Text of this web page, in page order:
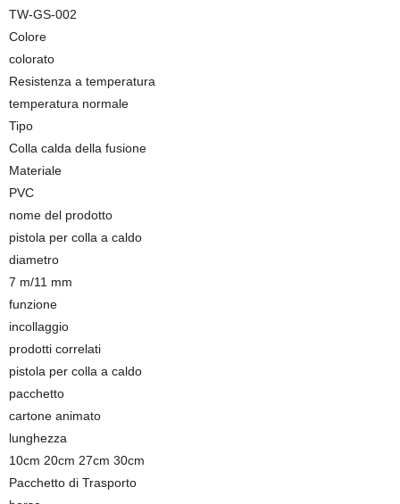
TW-GS-002
Colore
colorato
Resistenza a temperatura
temperatura normale
Tipo
Colla calda della fusione
Materiale
PVC
nome del prodotto
pistola per colla a caldo
diametro
7 m/11 mm
funzione
incollaggio
prodotti correlati
pistola per colla a caldo
pacchetto
cartone animato
lunghezza
10cm 20cm 27cm 30cm
Pacchetto di Trasporto